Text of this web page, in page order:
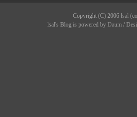
Copyright (C) 2006 lsal
lsal's Blog is powered by Daum/